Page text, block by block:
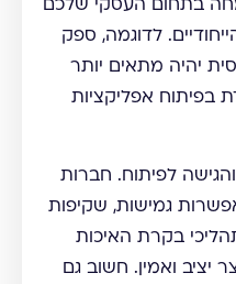
בתחום העסקי שלכם
לדוגמה, ספק
יהיה מתאים יותר
אפליקציות
לפיתוח. חברות
גמישות, שקיפות
בקרת האיכות
יציב ואמין. חשוב גם